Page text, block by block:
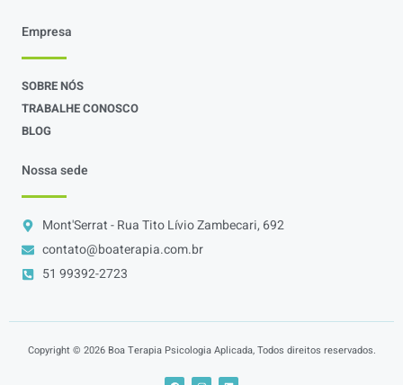
Empresa
SOBRE NÓS
TRABALHE CONOSCO
BLOG
Nossa sede
Mont'Serrat - Rua Tito Lívio Zambecari, 692
contato@boaterapia.com.br
51 99392-2723
Copyright © 2026 Boa Terapia Psicologia Aplicada, Todos direitos reservados.